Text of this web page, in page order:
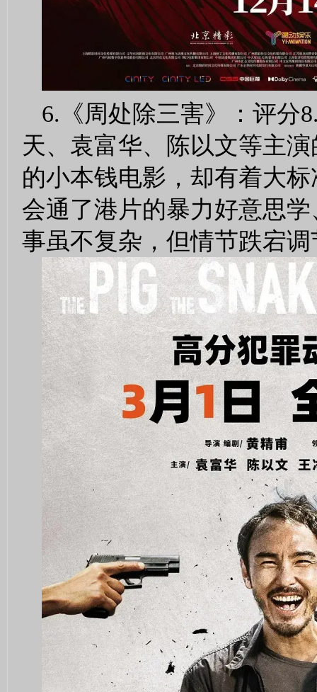
6.《周处除三害》：评分
天、袁富华、陈以文等主
的小本钱电影，却有着大
会通了港片的暴力好意思
事虽不复杂，但情节跌宕